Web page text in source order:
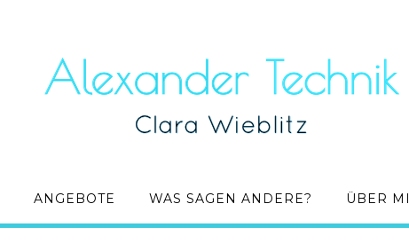
ANGEBOTE WAS SAGEN ANDERE? ÜBER